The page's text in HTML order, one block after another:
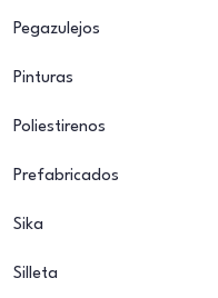
Pegazulejos
Pinturas
Poliestirenos
Prefabricados
Sika
Silleta